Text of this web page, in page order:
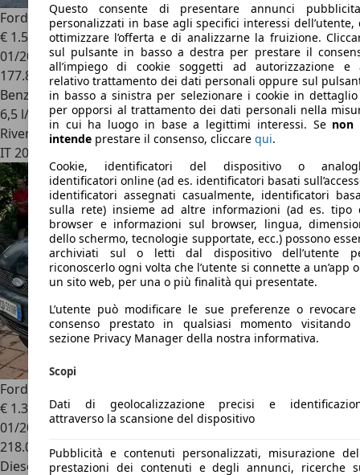
Ford Fusion1.4 BENZ EURO4 GARANZIA COMPRESA
€ 1.500
01/2005
177.810 km
Benzina
6,5 l/100 km (comb.)
Rivenditore
IT 20832
Ford Fusion
€ 1.300
01/2003
218.000 km
Diesel
Questo consente di presentare annunci
personalizzati in base agli specifici interessi dell’utente,
ottimizzare l’offerta e di analizzarne la fruizione.
sul pulsante in basso a destra per prestare il
all’impiego di cookie soggetti ad autorizzazione e
relativo trattamento dei dati personali oppure sul
in basso a sinistra per selezionare i cookie in
per opporsi al trattamento dei dati personali nella
in cui ha luogo in base a legittimi interessi. Se non
intende prestare il consenso, cliccare qui.
Cookie, identificatori del dispositivo o
identificatori online (ad es. identificatori basati
identificatori assegnati casualmente, identificatori
sulla rete) insieme ad altre informazioni (ad es. tipo
browser e informazioni sul browser, lingua,
dello schermo, tecnologie supportate, ecc.) possono
archiviati sul o letti dal dispositivo dell’utente
riconoscerlo ogni volta che l’utente si connette a un’app
un sito web, per una o più finalità qui presentate.
L’utente può modificare le sue preferenze o
consenso prestato in qualsiasi momento visitando
sezione Privacy Manager della nostra informativa.
Scopi
Dati di geolocalizzazione precisi e
attraverso la scansione del dispositivo
Pubblicità e contenuti personalizzati, misurazione
prestazioni dei contenuti e degli annunci, ricerche